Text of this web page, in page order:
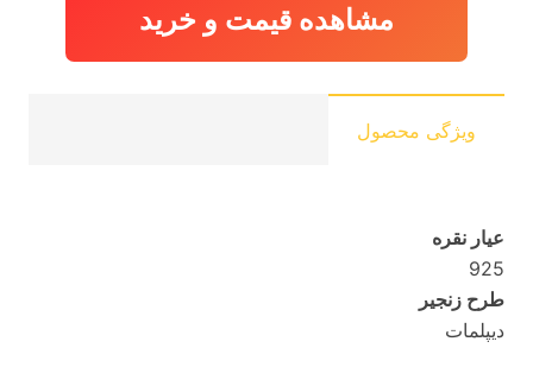
مشاهده قیمت و خرید
ویژگی محصول
عیار نقره
925
طرح زنجیر
دیپلمات